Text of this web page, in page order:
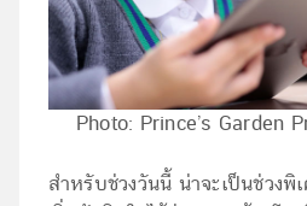
Photo: Prince’s Garden
สำหรับช่วงวันนี้ น่าจะเป็นช่วงพิ